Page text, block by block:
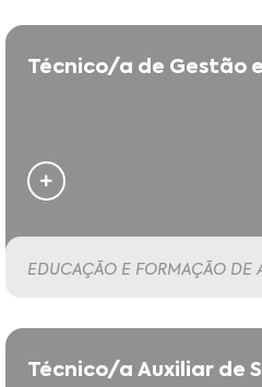
Técnico/a de Gestão
EDUCAÇÃO E FORMAÇÃO DE
Técnico/a Auxiliar de